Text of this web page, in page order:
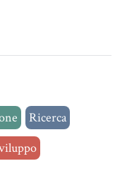
Ricerca